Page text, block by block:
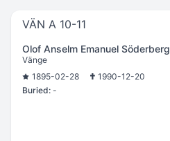
VÄN A 10-11
Olof Anselm Emanuel Söderberg
Vänge
1895-02-28
1990-12-20
Buried: -